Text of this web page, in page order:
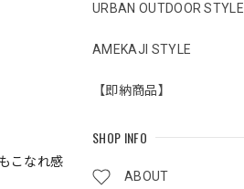
URBAN OUTDOOR STYLE
AMEKAJI STYLE
【即納商品】
SHOP INFO
ABOUT
こなれ感